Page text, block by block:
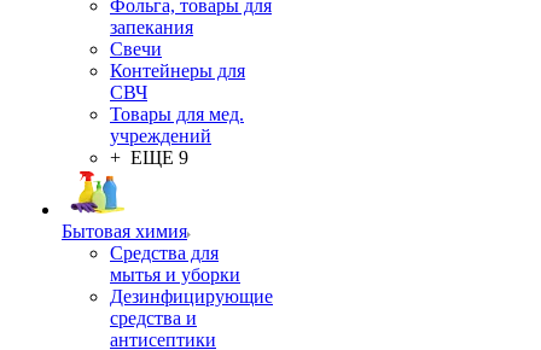
Фольга, товары для
запекания
Свечи
Контейнеры для
СВЧ
Товары для мед.
учреждений
+ ЕЩЕ 9
Бытовая химия
Средства для
мытья и уборки
Дезинфицирующие
средства и
антисептики